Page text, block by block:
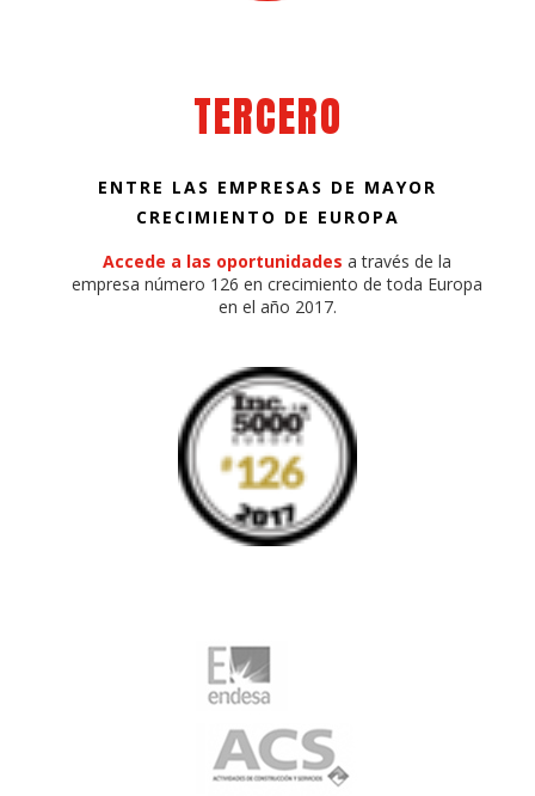
TERCERO
ENTRE LAS EMPRESAS DE MAYOR
CRECIMIENTO DE EUROPA
Accede a las oportunidades a través de la
empresa número 126 en crecimiento de toda Europa
en el año 2017.